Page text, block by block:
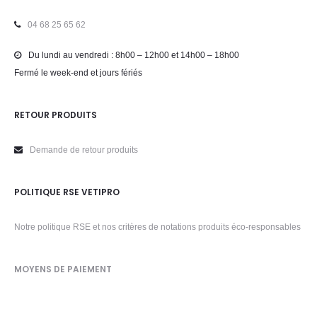
04 68 25 65 62
Du lundi au vendredi : 8h00 – 12h00 et 14h00 – 18h00
Fermé le week-end et jours fériés
RETOUR PRODUITS
Demande de retour produits
POLITIQUE RSE VETIPRO
Notre politique RSE et nos critères de notations produits éco-responsables
MOYENS DE PAIEMENT